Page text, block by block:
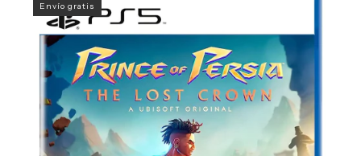
Envío gratis